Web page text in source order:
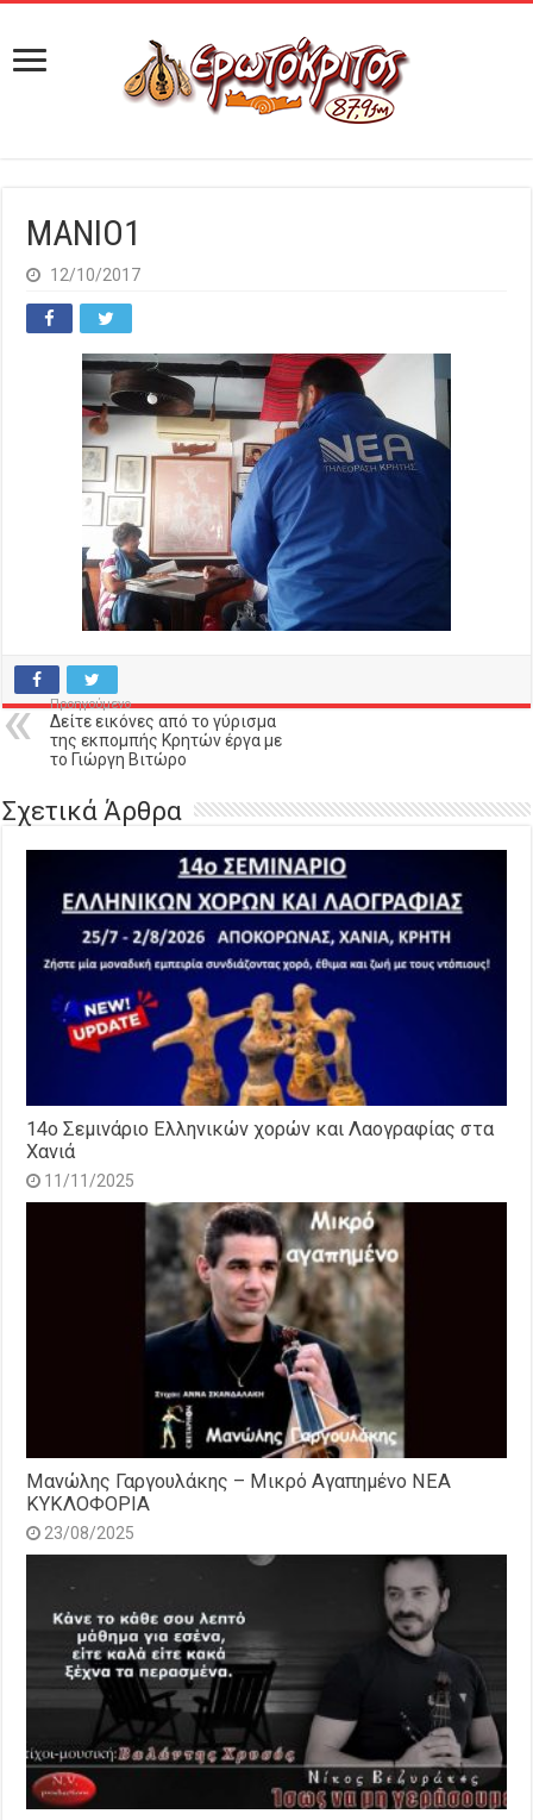
MANIO1
12/10/2017
Προηγούμενο
Δείτε εικόνες από το γύρισμα
της εκπομπής Κρητών έργα με
το Γιώργη Βιτώρο
Σχετικά Άρθρα
14o Σεμινάριο Ελληνικών χορών και Λαογραφίας στα
Χανιά
11/11/2025
Μανώλης Γαργουλάκης – Μικρό Αγαπημένο NEΑ
ΚΥΚΛΟΦΟΡΙΑ
23/08/2025